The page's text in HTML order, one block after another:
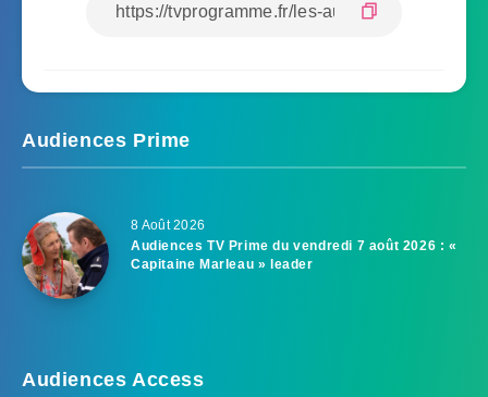
Audiences Prime
8 Août 2026
Audiences TV Prime du vendredi 7 août 2026 : «
Capitaine Marleau » leader
Audiences Access